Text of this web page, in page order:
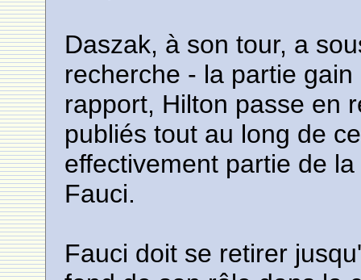
Daszak, à son tour, a
recherche - la partie
rapport, Hilton passe en
publiés tout au long de
effectivement partie de
Fauci.
Fauci doit se retirer